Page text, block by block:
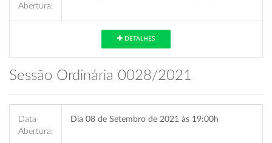
Abertura:
DETALHES
Sessão Ordinária 0028/2021
Data
Abertura:
Dia 08 de Setembro de 2021 às 19:00h